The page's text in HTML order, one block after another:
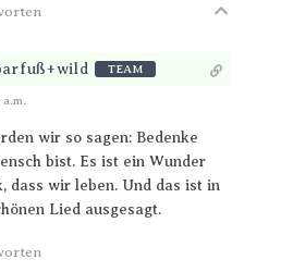
TEAM
wir so sagen: Bedenke
bist. Es ist ein Wunder
dass wir leben. Und das ist in
Lied ausgesagt.